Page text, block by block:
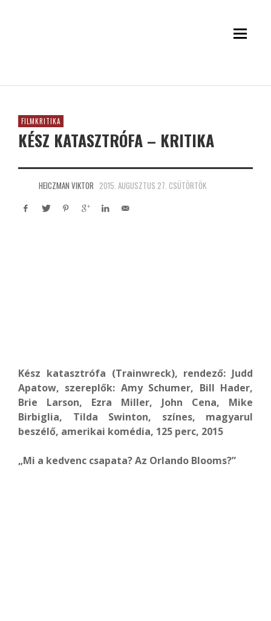
FILMKRITIKA
KÉSZ KATASZTRÓFA – KRITIKA
HEICZMAN VIKTOR 2015. AUGUSZTUS 27. CSÜTÖRTÖK
Kész katasztrófa (Trainwreck), rendező: Judd
Apatow, szereplők: Amy Schumer, Bill Hader,
Brie Larson, Ezra Miller, John Cena, Mike
Birbiglia, Tilda Swinton, színes, magyarul
beszélő, amerikai komédia, 125 perc, 2015
„Mi a kedvenc csapata? Az Orlando Blooms?”